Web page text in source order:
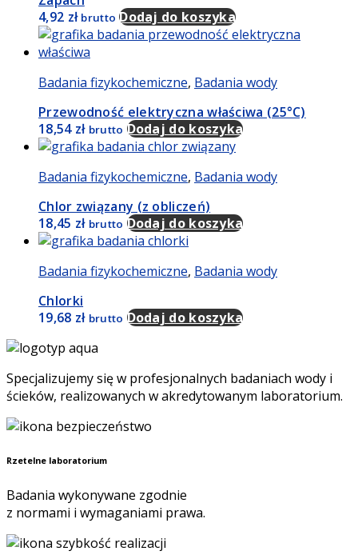
4,92 zł brutto Dodaj do koszyka
Badania fizykochemiczne, Badania wody
Przewodność elektryczna właściwa (25°C)
18,54 zł brutto Dodaj do koszyka
Badania fizykochemiczne, Badania wody
Chlor związany (z obliczeń)
18,45 zł brutto Dodaj do koszyka
Badania fizykochemiczne, Badania wody
Chlorki
19,68 zł brutto Dodaj do koszyka
Specjalizujemy się w profesjonalnych badaniach wody i
ścieków, realizowanych w akredytowanym laboratorium.
Rzetelne laboratorium
Badania wykonywane zgodnie
z normami i wymaganiami prawa.